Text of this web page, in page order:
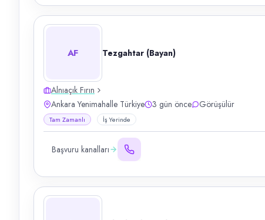
AF Tezgahtar (Bayan)
Alnıaçık Fırın
Ankara Yenimahalle Türkiye
3 gün önce Görüşülür
Tam Zamanlı İş Yerinde
Başvuru kanalları